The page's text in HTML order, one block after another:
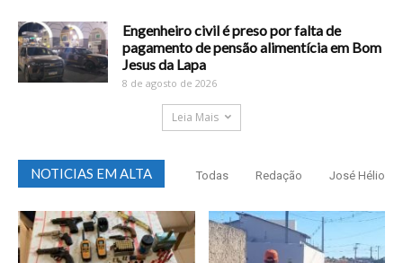
Engenheiro civil é preso por falta de
pagamento de pensão alimentícia em Bom
Jesus da Lapa
8 de agosto de 2026
Leia Mais
NOTICIAS EM ALTA Todas Redação José Hélio